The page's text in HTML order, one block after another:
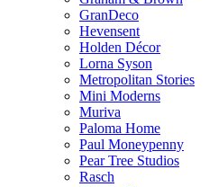
GranDeco
Hevensent
Holden Décor
Lorna Syson
Metropolitan Stories
Mini Moderns
Muriva
Paloma Home
Paul Moneypenny
Pear Tree Studios
Rasch